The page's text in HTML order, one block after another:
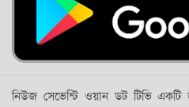
নিউজ সেভেন্টি ওয়ান ডট টিভি একটি